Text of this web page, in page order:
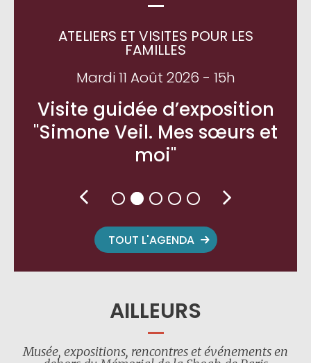
AILLEURS
Musée, expositions, rencontres et événements en